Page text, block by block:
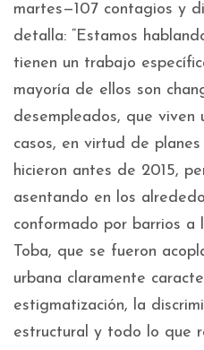
martes—107 contagios y
detalla: “Estamos
tienen un trabajo
mayoría de ellos son
desempleados, que viven
casos, en virtud de
hicieron antes de 2015,
asentando en los
conformado por barrios a
Toba, que se fueron
urbana claramente
estigmatización, la
estructural y todo lo que